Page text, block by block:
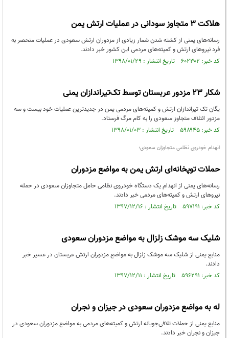
هلاکت ۳ متجاوز سودانی در عملیات ارتش یمن
رسانه‌های یمنی از کشته شدن شمار زیادی از مزدوران ارتش سعودی در عملیات منحصر به
فرد نیروهای ارتش و کمیته‌های مردمی این کشور خبر دادند.
کد خبر: ۶۰۲۳۰۲ تاریخ انتشار : ۱۳۹۸/۰۱/۲۹
شکار ۲۳ مزدور عربستان توسط تک‌تیراندازان یمنی
یگان تک تیراندازان ارتش و کمیته‌های مردمی یمن در جدیدترین عملیات خود بیست و سه
مزدور ائتلاف متجاوز سعودی را به کام مرگ فرستاد.
کد خبر: ۵۹۸۹۴۵ تاریخ انتشار : ۱۳۹۸/۰۱/۰۳
انهدام خودروی نظامی متجاوزان سعودی؛
حملات توپخانه‌ای ارتش یمن به مواضع مزدوران
رسانه‌های یمنی از انهدام یک دستگاه خودروی نظامی حامل متجاوزان سعودی در حمله
نیروهای ارتش و کمیته‌های مردمی خبر دادند.
کد خبر: ۵۹۷۱۹۱ تاریخ انتشار : ۱۳۹۷/۱۲/۱۶
شلیک سه موشک زلزال به مواضع مزدوران سعودی
منابع یمنی از شلیک سه موشک زلزال به مواضع مزدوران ارتش عربستان در عسیر خبر
دادند.
کد خبر: ۵۹۶۲۹۱ تاریخ انتشار : ۱۳۹۷/۱۲/۱۱
له به مواضع مزدوران سعودی در جیزان و نجران
منابع یمنی از حملات تلافی‌جویانه ارتش و کمیته‌های مردمی به مواضع مزدوران سعودی در
جیزان و نجران خبر دادند.